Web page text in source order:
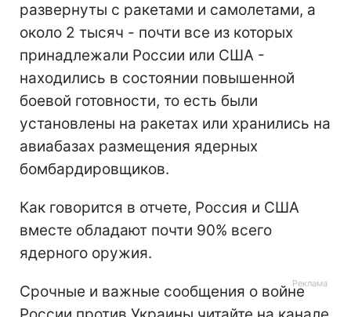
развернуты с ракетами и самолетами, а
около 2 тысяч - почти все из которых
принадлежали России или США -
находились в состоянии повышенной
боевой готовности, то есть были
установлены на ракетах или хранились на
авиабазах размещения ядерных
бомбардировщиков.
Как говорится в отчете, Россия и США
вместе обладают почти 90% всего
ядерного оружия.
Срочные и важные сообщения о войне